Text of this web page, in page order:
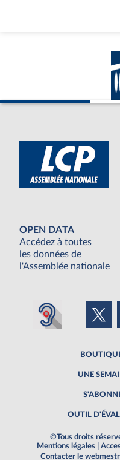
OPEN DATA
Accédez à toutes
les données de
l'Assemblée nationale
UNE
OUTIL
©Tous droits
Mentions légales
Contacter le